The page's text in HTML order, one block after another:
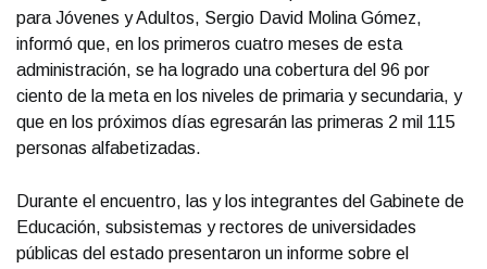
para Jóvenes y Adultos, Sergio David Molina Gómez,
informó que, en los primeros cuatro meses de esta
administración, se ha logrado una cobertura del 96 por
ciento de la meta en los niveles de primaria y secundaria, y
que en los próximos días egresarán las primeras 2 mil 115
personas alfabetizadas.
Durante el encuentro, las y los integrantes del Gabinete de
Educación, subsistemas y rectores de universidades
públicas del estado presentaron un informe sobre el